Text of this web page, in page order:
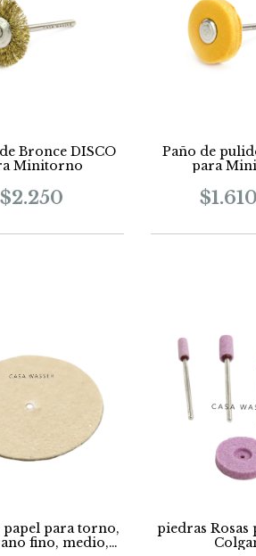
Bronce DISCO
Minitorno
$2.250
Paño de
para
papel para torno,
fino, medio,
piedras